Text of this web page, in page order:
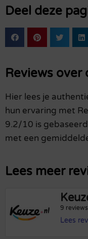
Deel deze
Reviews
Hier lees je
hun ervaring met
9.2/10 is
met een
Lees meer
9 reviews
Lees